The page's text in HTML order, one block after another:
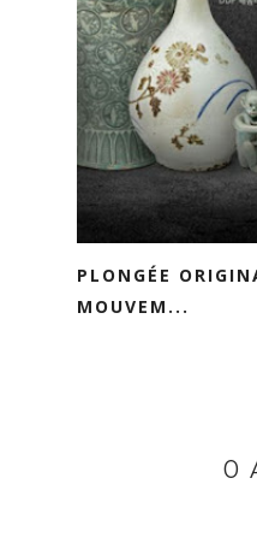
PLONGÉE
MOUVEM...
0